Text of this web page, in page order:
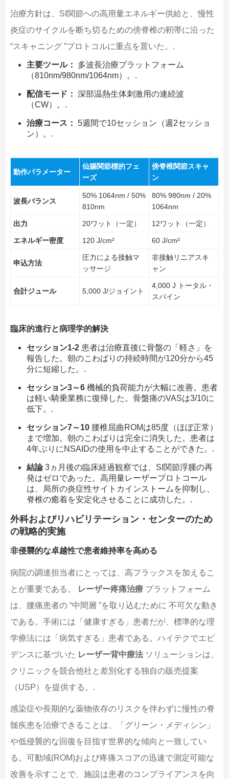
治療方針は、SI関節への高用量エネルギー供給と、慢性
炎症のサイクルを断ち切るための傍脊椎の靭帯に沿った
“スキャニング ”プロトコルに重点を置いた。.
主要ツール：
多波長治療プラットフォーム
（810nm/980nm/1064nm）。.
配信モード： 深部温熱生体刺激用の連続波
（CW）。.
治療コース： 5週間で10セッション（週2セッショ
ン）。.
動作パラメーター
仙腸関節標的フェ
ーズ
傍脊椎関節スキャ
ン
波長バランス
50% 1064nm / 50%
810nm
80% 980nm / 20%
1064nm
出力 20ワット（一定） 12ワット（一定）
エネルギー密度 120 J/cm² 60 J/cm²
申込方法
圧力による接触マ
ッサージ
非接触リニアスキ
ャン
合計ジュール 5,000 J/ジョイント
4,000 J トータル・
スパイン
臨床的進行と病理学的解決
セッション1-2患者は治療直後に骨盤の「軽さ」を
報告した。朝のこわばりの持続時間が120分から45
分に短縮した。.
セッション3～6機械的負荷能力が大幅に改善。患者
は軽い騎乗業務に復帰した。骨盤痛のVASは3/10に
低下。.
セッション7～10腰椎屈曲ROMは85度（ほぼ正常）
まで増加。朝のこわばりは完全に消失した。患者は
4年ぶりにNSAIDの使用を中止することができた。.
結論3ヵ月後の臨床経過観察では、SI関節浮腫の再
発はゼロであった。高用量レーザープロトコール
は、局所の炎症性サイトカインストームを抑制し、
脊椎の癒着を安定化させることに成功した。.
外科およびリハビリテーション・センターのため
の戦略的実施
非侵襲的な卓越性で患者維持率を高める
病院の調達担当者にとっては、高フラックスを加えるこ
とが重要である。
レーザー疼痛治療プラットフォーム
は、腰痛患者の “中間層 ”を取り込むために 不可欠な動き
である。手術には「健康すぎる」患者だが、標準的な理
学療法には「病気すぎる」患者である。ハイテクでエビ
デンスに基づいた レーザー背中療法ソリューションは、
クリニックを競合他社と差別化する独自の販売提案
（USP）を提供する。.
感染症や長期的な薬物依存のリスクを伴わずに慢性の脊
髄疾患を治療できることは、「グリーン・メディシン」
や低侵襲的な回復を目指す世界的な傾向と一致してい
る。可動域(ROM)および疼痛スコアの迅速で測定可能な
改善を示すことで、施設は患者のコンプライアンスを向